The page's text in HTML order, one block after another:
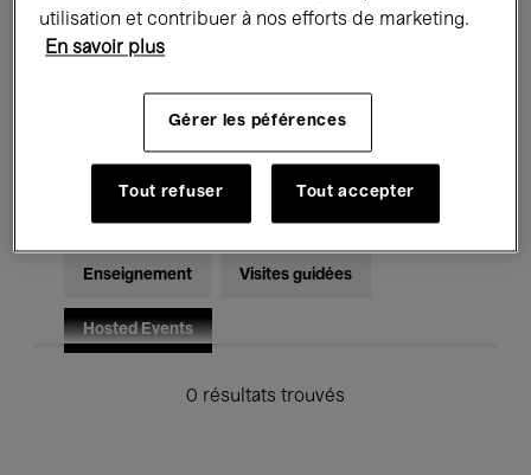
Rencontres & Débats Jazz
Musique électronique
Pour tous Kids’ Palace
Enseignement Visites guidées
Hosted Events
0 résultats trouvés
utilisation et contribuer à nos efforts de marketing.
En savoir plus
Gérer les péférences
Tout refuser Tout accepter